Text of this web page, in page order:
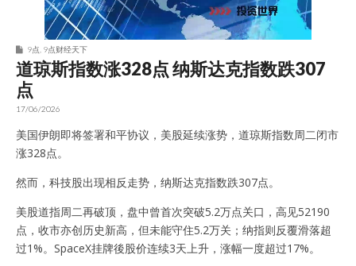
9点 9点财经天下
道琼斯指数涨328点 纳斯达克指数跌307
点
17/06/2026
美国伊朗即将签署和平协议，美股延续涨势，道琼斯指数周二闭市
涨328点。
然而，科技股出现相反走势，纳斯达克指数跌307点。
美股道指周二再破顶，盘中曾首次突破5.2万点关口，高见52190
点，收市亦创历史新高，但未能守住5.2万关；纳指则反覆滑落超
过1%。SpaceX挂牌後股价连续3天上升，涨幅一度超过17%。